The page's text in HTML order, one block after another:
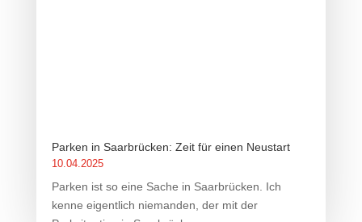
Parken in Saarbrücken: Zeit für einen Neustart
10.04.2025
Parken ist so eine Sache in Saarbrücken. Ich
kenne eigentlich niemanden, der mit der